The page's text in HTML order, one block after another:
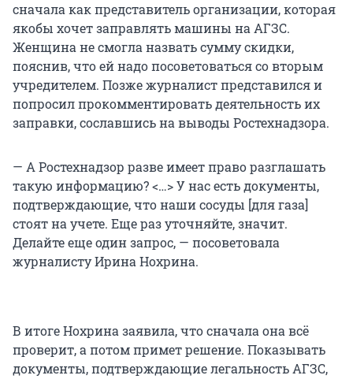
сначала как представитель организации, которая
якобы хочет заправлять машины на АГЗС.
Женщина не смогла назвать сумму скидки,
пояснив, что ей надо посоветоваться со вторым
учредителем. Позже журналист представился и
попросил прокомментировать деятельность их
заправки, сославшись на выводы Ростехнадзора.
— А Ростехнадзор разве имеет право разглашать
такую информацию? <…> У нас есть документы,
подтверждающие, что наши сосуды [для газа]
стоят на учете. Еще раз уточняйте, значит.
Делайте еще один запрос, — посоветовала
журналисту Ирина Нохрина.
В итоге Нохрина заявила, что сначала она всё
проверит, а потом примет решение. Показывать
документы, подтверждающие легальность АГЗС,